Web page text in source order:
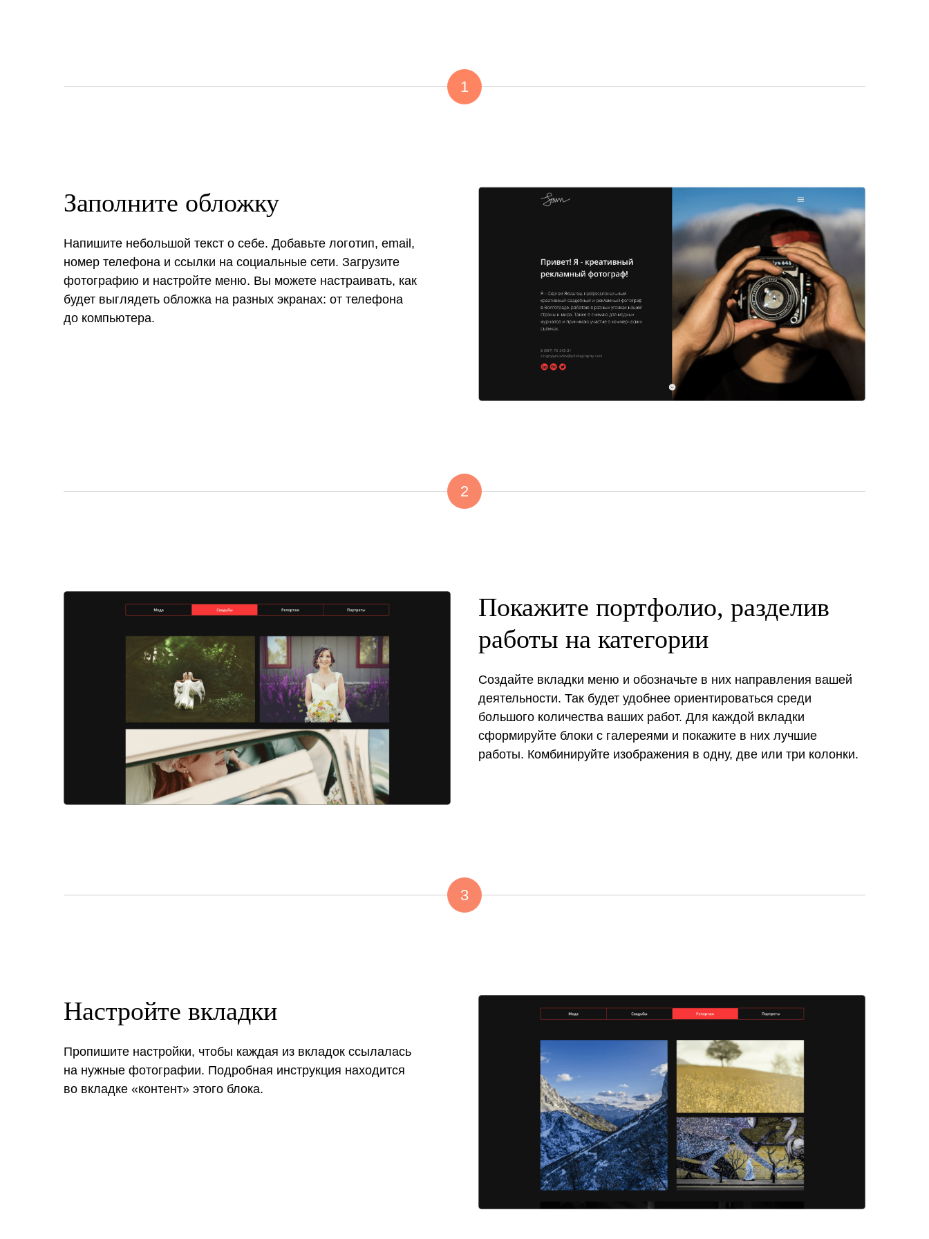
1
Заполните обложку
Напишите небольшой текст о себе. Добавьте логотип, email,
номер телефона и ссылки на социальные сети. Загрузите
фотографию и настройте меню. Вы можете настраивать, как
будет выглядеть обложка на разных экранах: от телефона
до компьютера.
2
Покажите портфолио, разделив
работы на категории
Создайте вкладки меню и обозначьте в них направления вашей
деятельности. Так будет удобнее ориентироваться среди
большого количества ваших работ. Для каждой вкладки
сформируйте блоки с галереями и покажите в них лучшие
работы. Комбинируйте изображения в одну, две или три колонки.
3
Настройте вкладки
Пропишите настройки, чтобы каждая из вкладок ссылалась
на нужные фотографии. Подробная инструкция находится
во вкладке «контент» этого блока.